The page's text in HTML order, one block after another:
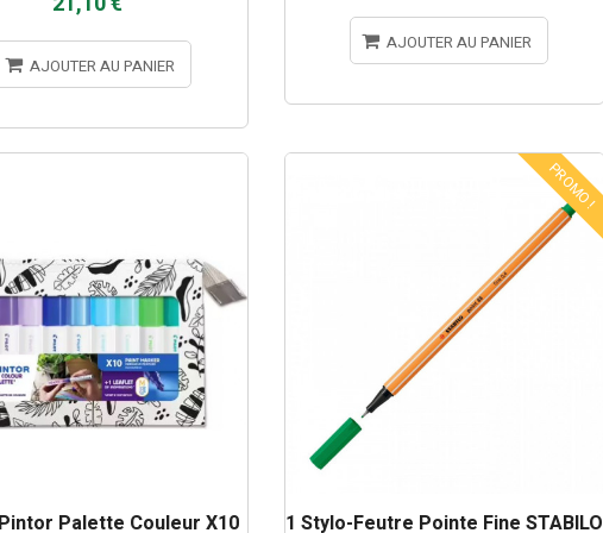
AJOUTER AU PANIER
AJOUTER AU PANIER
Palette Couleur X10
PROMO !
1 Stylo-Feutre Pointe Fine STABILO